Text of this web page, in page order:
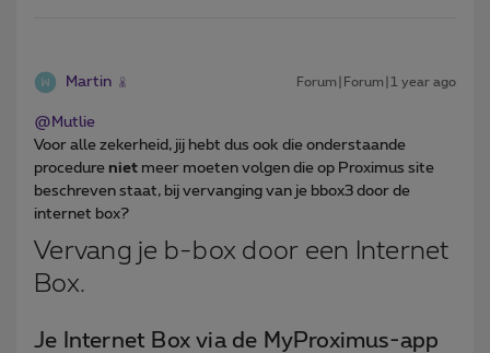
Martin Forum|Forum|1 year ago
@Mutlie
Voor alle zekerheid, jij hebt dus ook die onderstaande
procedure niet meer moeten volgen die op Proximus site
beschreven staat, bij vervanging van je bbox3 door de
internet box?
Vervang je b-box door een Internet
Box.
Je Internet Box via de MyProximus-app